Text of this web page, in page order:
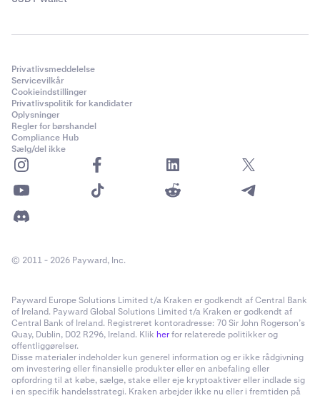
Privatlivsmeddelelse
Servicevilkår
Cookieindstillinger
Privatlivspolitik for kandidater
Oplysninger
Regler for børshandel
Compliance Hub
Sælg/del ikke
© 2011 - 2026 Payward, Inc.
Payward Europe Solutions Limited t/a Kraken er godkendt af Central Bank
of Ireland. Payward Global Solutions Limited t/a Kraken er godkendt af
Central Bank of Ireland. Registreret kontoradresse: 70 Sir John Rogerson’s
Quay, Dublin, D02 R296, Ireland. Klik herfor relaterede politikker og
offentliggørelser.
Disse materialer indeholder kun generel information og er ikke rådgivning
om investering eller finansielle produkter eller en anbefaling eller
opfordring til at købe, sælge, stake eller eje kryptoaktiver eller indlade sig
i en specifik handelsstrategi. Kraken arbejder ikke nu eller i fremtiden på